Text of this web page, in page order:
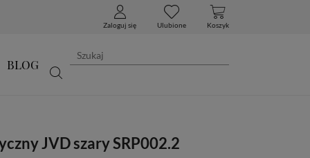
Zaloguj się Ulubione Koszyk
BLOG
JVD szary SRP002.2